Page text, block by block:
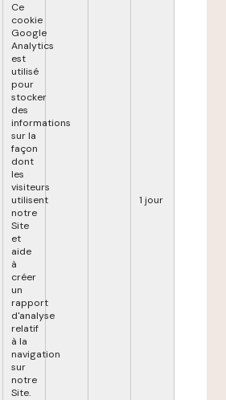
Ce
cookie
Google
Analytics
est
utilisé
pour
stocker
des
informations
sur la
façon
dont
les
visiteurs
utilisent
notre
Site
et
aide
à
créer
un
rapport
d'analyse
relatif
à la
navigation
sur
notre
Site.
1 jour